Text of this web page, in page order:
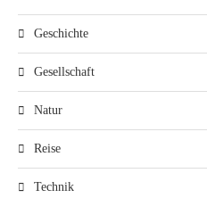
Geschichte
Gesellschaft
Natur
Reise
Technik